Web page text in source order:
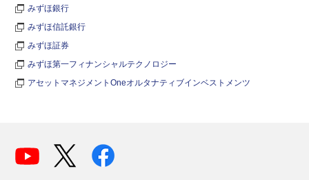
みずほ銀行
みずほ信託銀行
みずほ証券
みずほ第一フィナンシャルテクノロジー
アセットマネジメントOneオルタナティブインベストメンツ